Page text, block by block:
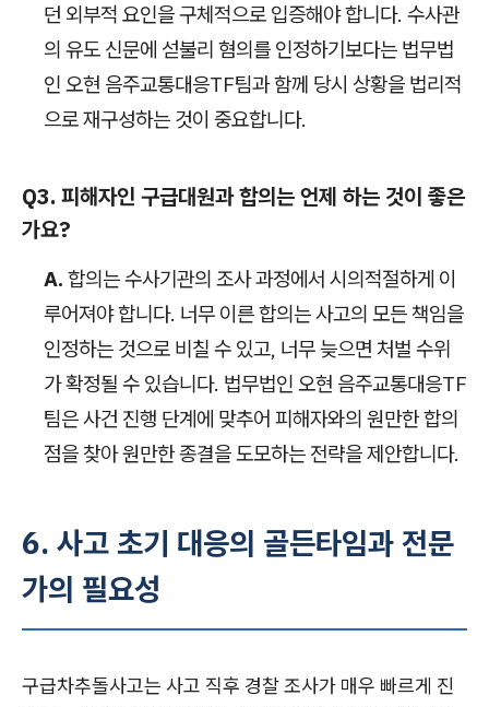
던 외부적 요인을 구체적으로 입증해야 합니다. 수사관
의 유도 신문에 섣불리 혐의를 인정하기보다는 법무법
인 오현 음주교통대응TF팀과 함께 당시 상황을 법리적
으로 재구성하는 것이 중요합니다.
Q3. 피해자인 구급대원과 합의는 언제 하는 것이 좋은
가요?
A. 합의는 수사기관의 조사 과정에서 시의적절하게 이
루어져야 합니다. 너무 이른 합의는 사고의 모든 책임을
인정하는 것으로 비칠 수 있고, 너무 늦으면 처벌 수위
가 확정될 수 있습니다. 법무법인 오현 음주교통대응TF
팀은 사건 진행 단계에 맞추어 피해자와의 원만한 합의
점을 찾아 원만한 종결을 도모하는 전략을 제안합니다.
6. 사고 초기 대응의 골든타임과 전문
가의 필요성
구급차추돌사고는 사고 직후 경찰 조사가 매우 빠르게 진